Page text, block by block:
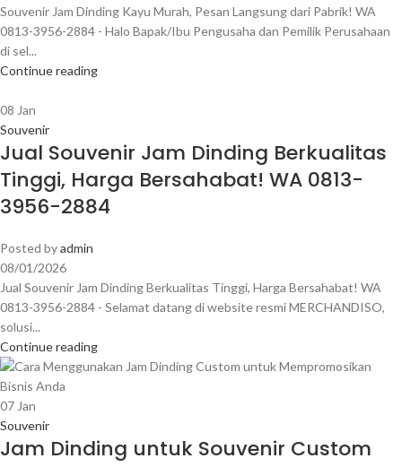
Souvenir Jam Dinding Kayu Murah, Pesan Langsung dari Pabrik! WA
0813-3956-2884 - Halo Bapak/Ibu Pengusaha dan Pemilik Perusahaan
di sel...
Continue reading
08 Jan
Souvenir
Jual Souvenir Jam Dinding Berkualitas
Tinggi, Harga Bersahabat! WA 0813-
3956-2884
Posted byadmin
08/01/2026
Jual Souvenir Jam Dinding Berkualitas Tinggi, Harga Bersahabat! WA
0813-3956-2884 - Selamat datang di website resmi MERCHANDISO,
solusi...
Continue reading
07 Jan
Souvenir
Jam Dinding untuk Souvenir Custom